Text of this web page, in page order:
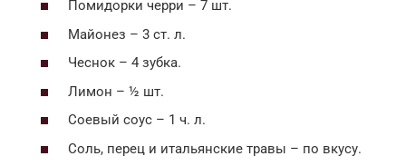
Помидорки черри – 7 шт.
Майонез – 3 ст. л.
Чеснок – 4 зубка.
Лимон – ½ шт.
Соевый соус – 1 ч. л.
Соль, перец и итальянские травы – по вкусу.